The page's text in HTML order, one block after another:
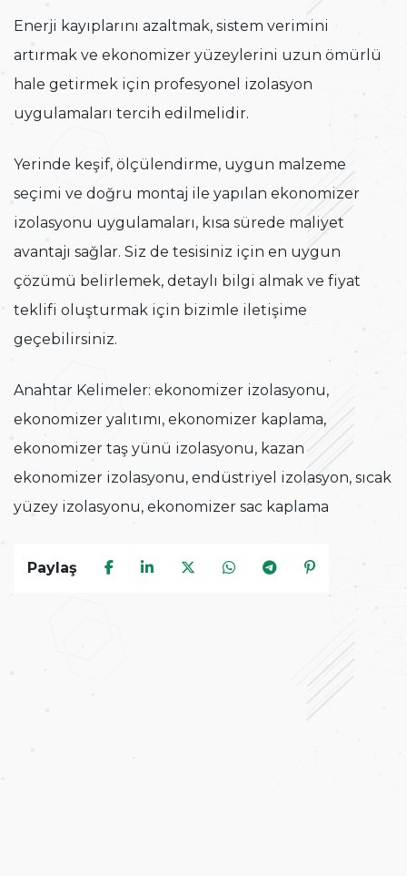
Enerji kayıplarını azaltmak, sistem verimini
artırmak ve ekonomizer yüzeylerini uzun ömürlü
hale getirmek için profesyonel izolasyon
uygulamaları tercih edilmelidir.
Yerinde keşif, ölçülendirme, uygun malzeme
seçimi ve doğru montaj ile yapılan ekonomizer
izolasyonu uygulamaları, kısa sürede maliyet
avantajı sağlar. Siz de tesisiniz için en uygun
çözümü belirlemek, detaylı bilgi almak ve fiyat
teklifi oluşturmak için bizimle iletişime
geçebilirsiniz.
Anahtar Kelimeler: ekonomizer izolasyonu,
ekonomizer yalıtımı, ekonomizer kaplama,
ekonomizer taş yünü izolasyonu, kazan
ekonomizer izolasyonu, endüstriyel izolasyon, sıcak
yüzey izolasyonu, ekonomizer sac kaplama
Paylaş